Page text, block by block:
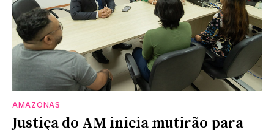
AMAZONAS
Justiça do AM inicia mutirão para